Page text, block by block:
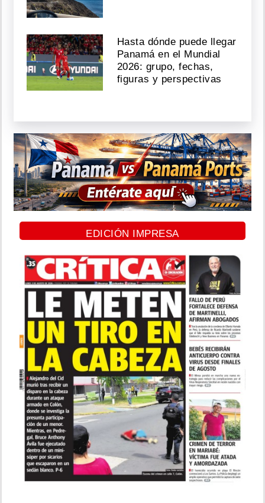
Hasta dónde puede llegar
Panamá en el Mundial
2026: grupo, fechas,
figuras y perspectivas
EDICIÓN IMPRESA